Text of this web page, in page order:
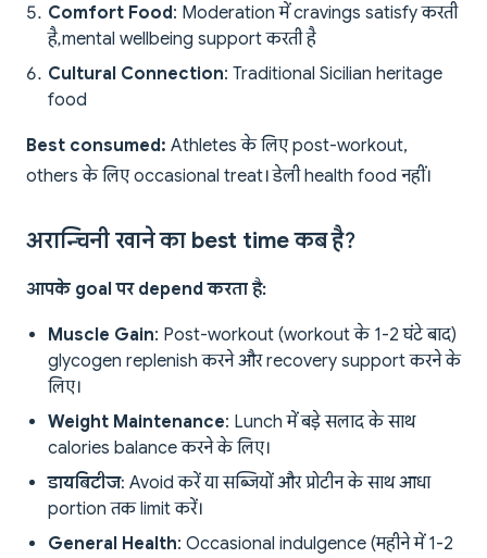
Comfort Food: Moderation में cravings satisfy करती
है, mental wellbeing support करती है
Cultural Connection: Traditional Sicilian heritage
food
Best consumed: Athletes के लिए post-workout,
others के लिए occasional treat। डेली health food नहीं।
अरान्चिनी खाने का best time कब है?
आपके goal पर depend करता है:
Muscle Gain: Post-workout (workout के 1-2 घंटे बाद)
glycogen replenish करने और recovery support करने के
लिए।
Weight Maintenance: Lunch में बड़े सलाद के साथ
calories balance करने के लिए।
डायबिटीज: Avoid करें या सब्जियों और प्रोटीन के साथ आधा
portion तक limit करें।
General Health: Occasional indulgence (महीने में 1-2